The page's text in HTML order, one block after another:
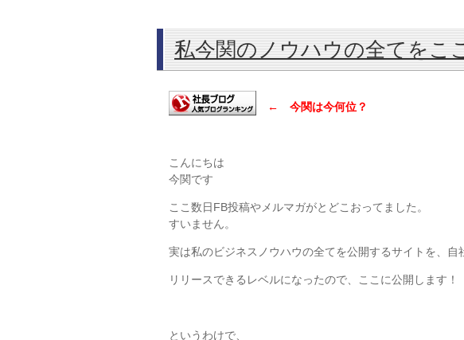
私今関のノウハウの全てをこ
← 今関は今何位？
こんにちは
今関です
ここ数日FB投稿やメルマガがとどこおってました。
すいません。
実は私のビジネスノウハウの全てを公開するサイトを、自
リリースできるレベルになったので、ここに公開します！
というわけで、